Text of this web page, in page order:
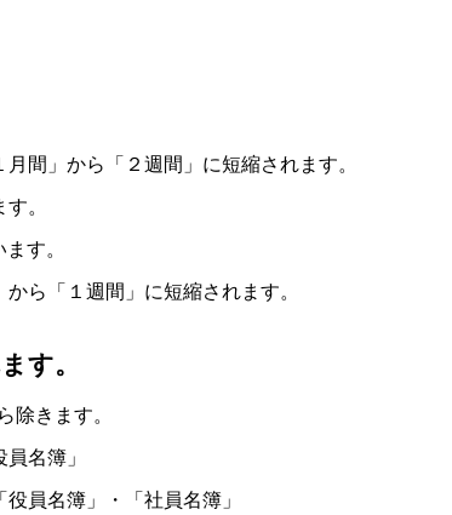
間」から「２週間」に短縮されます。
。
す。
ら「１週間」に短縮されます。
す。
きます。
名簿」
員名簿」・「社員名簿」